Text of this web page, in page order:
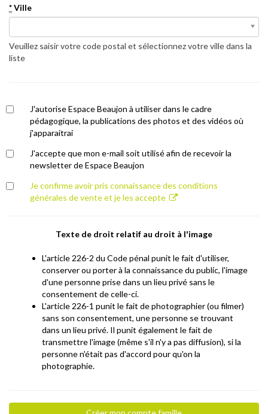
*Ville
Ville
Veuillez saisir votre code postal et sélectionnez votre ville dans la
liste
J'autorise Espace Beaujon à utiliser dans le cadre
pédagogique, la publications des photos et des vidéos où
j'apparaitrai
J'accepte que mon e-mail soit utilisé afin de recevoir la
newsletter de Espace Beaujon
Je confirme avoir pris connaissance des conditions
générales de vente et je les accepte
Texte de droit relatif au droit à l'image
L'article 226-2 du Code pénal punit le fait d'utiliser,
conserver ou porter à la connaissance du public, l'image
d'une personne prise dans un lieu privé sans le
consentement de celle-ci.
L'article 226-1 punit le fait de photographier (ou filmer)
sans son consentement, une personne se trouvant
dans un lieu privé. Il punit également le fait de
transmettre l'image (même s'il n'y a pas diffusion), si la
personne n'était pas d'accord pour qu'on la
photographie.